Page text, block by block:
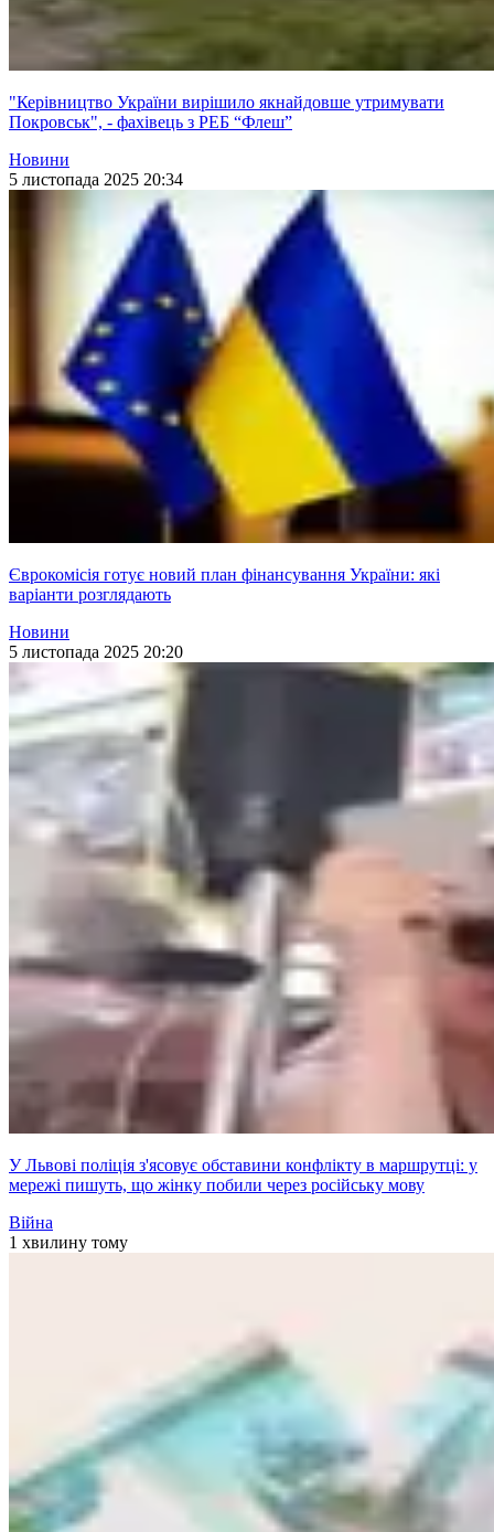
"Керівництво України вирішило якнайдовше утримувати
Покровськ", - фахівець з РЕБ “Флеш”
Новини
5 листопада 2025 20:34
Єврокомісія готує новий план фінансування України: які
варіанти розглядають
Новини
5 листопада 2025 20:20
У Львові поліція з'ясовує обставини конфлікту в маршрутці: у
мережі пишуть, що жінку побили через російську мову
Війна
1 хвилину тому